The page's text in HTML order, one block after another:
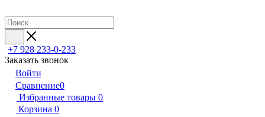
+7 928 233-0-233
Заказать звонок
Войти
Сравнение0
Избранные товары 0
Корзина 0